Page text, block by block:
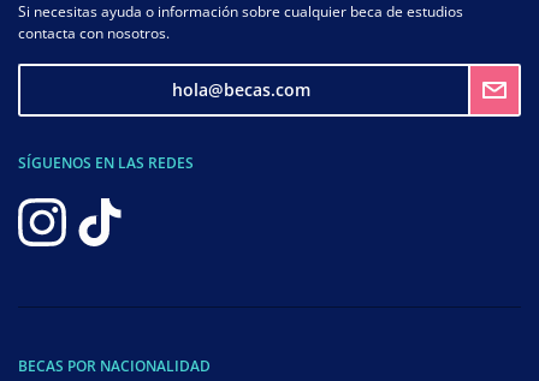
Si necesitas ayuda o información sobre cualquier beca de estudios
contacta con nosotros.
hola@becas.com
SÍGUENOS EN LAS REDES
BECAS POR NACIONALIDAD